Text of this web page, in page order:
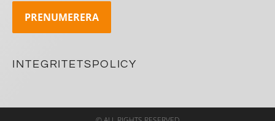
INTEGRITETSPOLICY